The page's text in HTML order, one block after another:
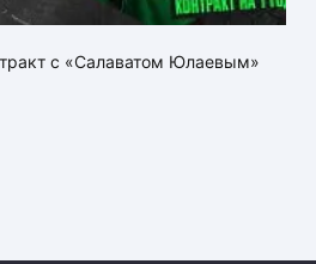
с «Салаватом Юлаевым»